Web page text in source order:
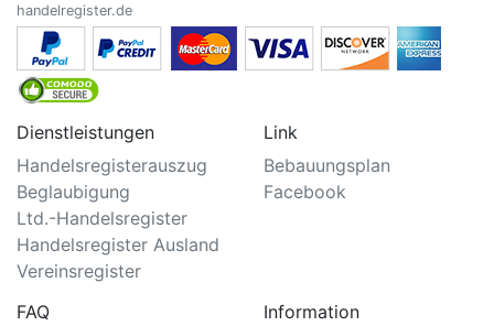
handelregister.de
Dienstleistungen
Handelsregisterauszug
Beglaubigung
Ltd.-Handelsregister
Handelsregister Ausland
Vereinsregister
Link
Bebauungsplan
Facebook
FAQ Information